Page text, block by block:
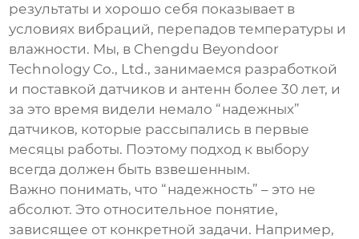
результаты и хорошо себя показывает в
условиях вибраций, перепадов температуры и
влажности. Мы, в Chengdu Beyondoor
Technology Co., Ltd., занимаемся разработкой
и поставкой датчиков и антенн более 30 лет, и
за это время видели немало “надежных”
датчиков, которые рассыпались в первые
месяцы работы. Поэтому подход к выбору
всегда должен быть взвешенным.
Важно понимать, что “надежность” – это не
абсолют. Это относительное понятие,
зависящее от конкретной задачи. Например,